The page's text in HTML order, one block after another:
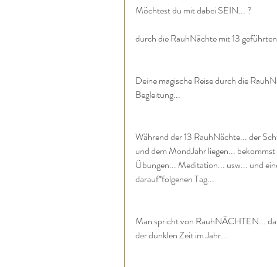
Möchtest du mit dabei SEIN... ?
durch die RauhNächte mit 13
Deine magische Reise durch die
Begleitung...
Während der 13 RauhNächte... der
und dem MondJahr liegen...
Übungen... Meditation... usw... und
darauf*folgenen Tag...
Man spricht von RauhNÄCHTEN... da
der dunklen Zeit im Jahr...